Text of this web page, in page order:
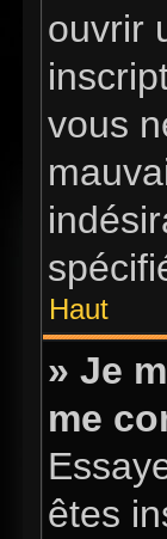
ouvrir
vous
Haut
» Je
me
êtes